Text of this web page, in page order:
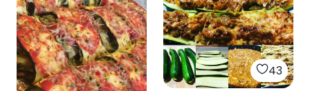
43